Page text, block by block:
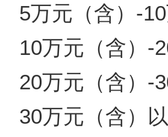
5万元（含）-
10万元（含）-
20万元（含）-
30万元（含）